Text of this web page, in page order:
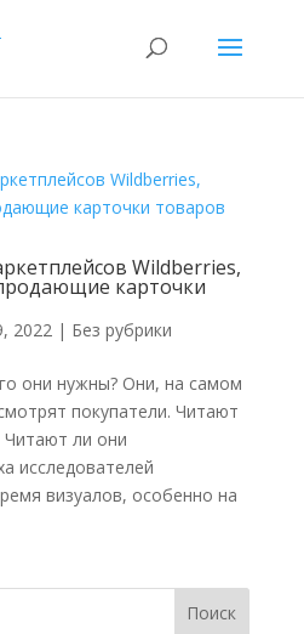
Wildberries,
карточки
2022| Без рубрики
они нужны? Они, на самом
покупатели. Читают
Читают ли они
исследователей
визуалов, особенно на
Поиск